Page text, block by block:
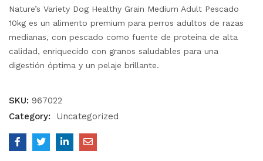
Nature’s Variety Dog Healthy Grain Medium Adult Pescado
10kg es un alimento premium para perros adultos de razas
medianas, con pescado como fuente de proteína de alta
calidad, enriquecido con granos saludables para una
digestión óptima y un pelaje brillante.
SKU: 967022
Category:
Uncategorized